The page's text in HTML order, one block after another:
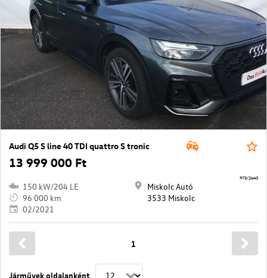
Audi Q5 S line 40 TDI quattro S tronic
13 999 000 Ft
150 kW/204 LE
96 000 km
02/2021
Miskolc Autó
3533 Miskolc
973/2440
Járművek oldalanként
1